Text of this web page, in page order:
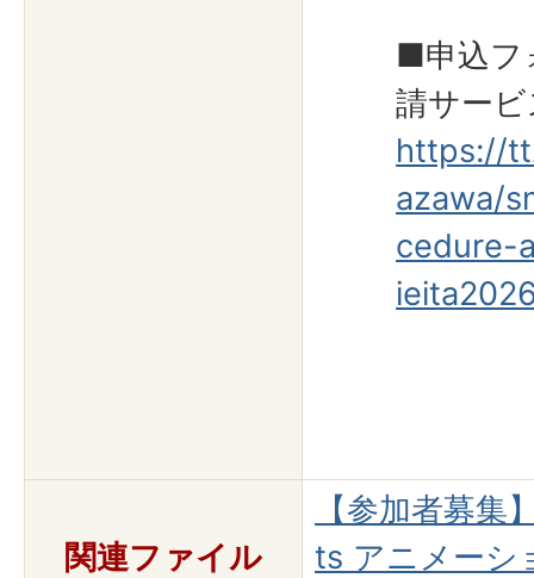
■申込フ
請サー
https://
azawa/
cedure-
関連ファイル
【参加者募
ts アニメーシ